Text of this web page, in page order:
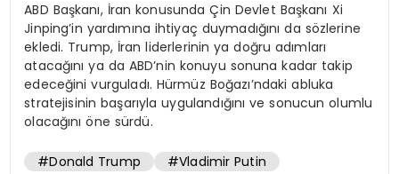
ABD Başkanı, İran konusunda Çin Devlet Başkanı Xi
Jinping’in yardımına ihtiyaç duymadığını da sözlerine
ekledi. Trump, İran liderlerinin ya doğru adımları
atacağını ya da ABD’nin konuyu sonuna kadar takip
edeceğini vurguladı. Hürmüz Boğazı’ndaki abluka
stratejisinin başarıyla uygulandığını ve sonucun olumlu
olacağını öne sürdü.
#Donald Trump #Vladimir Putin